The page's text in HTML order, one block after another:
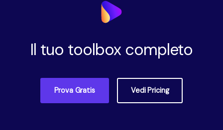
Il tuo toolbox completo
Prova Gratis Vedi Pricing